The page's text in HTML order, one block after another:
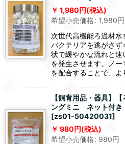
1,980円(税込)
希望小売価格: 1,980円
次世代高機能ろ過材
バクテリアを逃がさ
状で緩やかな流れと
を発生させます。ノ
を配合することで、
【飼育用品・器具】
ングミニ ネット付
[zs01-50420031]
980円(税込)
希望小売価格: 980円